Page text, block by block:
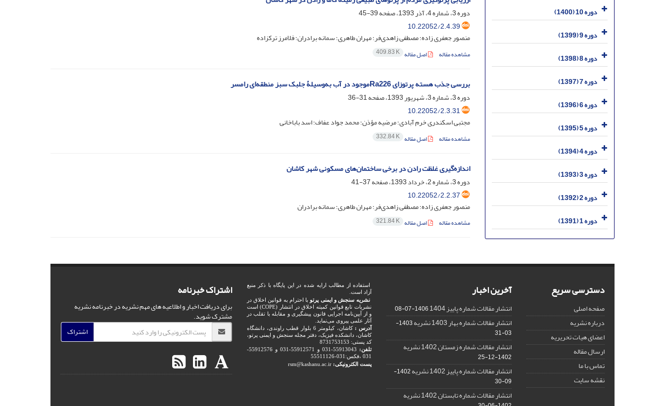
دوره 3، شماره 4، آذر 1393، صفحه
39-45
10.22052/2.4.39
منصور جعفری زاده؛ مصطفی زاهدی‌فر؛ مهران طاهری؛ سمانه برادران؛ فلامرز ترکزاده
مشاهده مقاله اصل مقاله 409.83 K
بررسی جذب هسته پرتوزای Ra226موجود در آب به‌وسیلۀ جلبک‌ سبز منطقه‌ای رامسر
دوره 3، شماره 3، شهریور 1393، صفحه
31-36
10.22052/2.3.31
مجتبی اسکندری خرم آبادی؛ مرضیه مؤذن؛ محمد جواد عفاف؛ اسد باباخانی
مشاهده مقاله اصل مقاله 332.84 K
اندازه‌گیری غلظت رادن در برخی ساختمان‌های مسکونی شهر کاشان
دوره 3، شماره 2، خرداد 1393، صفحه
37-41
10.22052/2.2.37
منصور جعفری زاده؛ مصطفی زاهدی‌فر؛ مهران طاهری؛ سمانه برادران
مشاهده مقاله اصل مقاله 321.84 K
دوره 10 (1400)
دوره 9 (1399)
دوره 8 (1398)
دوره 7 (1397)
دوره 6 (1396)
دوره 5 (1395)
دوره 4 (1394)
دوره 3 (1393)
دوره 2 (1392)
دوره 1 (1391)
دسترسی سریع
صفحه اصلی
درباره نشریه
اعضای هیات تحریریه
ارسال مقاله
تماس با ما
نقشه سایت
آخرین اخبار
انتشار مقالات شماره پاییز 1404 1406-07-08
انتشار مقالات شماره بهار 1403 نشریه
1403-
03-31
انتشار مقالات شماره زمستان 1402 نشریه
1402-12-25
انتشار مقالات شماره پاییز 1402 نشریه
1402-
09-30
انتشار مقالات شماره تابستان 1402 نشریه
استفاده از مطالب ارایه شده در این پایگاه با ذکر منبع
آزاد است.
نشریه سنجش و ایمنی پرتو با احترام به قوانین اخلاق در
نشریات تابع قوانین کمیته اخلاق در انتشار (COPE) است
و از آیین‌نامه اجرایی قانون پیشگیری و مقابله با تقلب در
آثار علمی پیروی می‌نماید.
آدرس :
کاشان، کیلومتر 6 بلوار قطب راوندی، دانشگاه
کاشان، دانشکده فیزیک، دفتر مجله سنجش و ایمنی پرتو،
کد پستی: 8731753153
تلفن:
55913043-031 و 55912571-031 و 55912576-
031 ،فکس:031-55511126
پست الکترونیکی: rsm@kashanu.ac.ir
اشتراک خبرنامه
برای دریافت اخبار و اطلاعیه های مهم نشریه در خبرنامه نشریه
مشترک شوید.
اشتراک